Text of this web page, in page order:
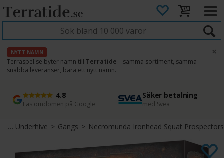
NYTT NAMN
Terraspel.se byter namn till Terratide – samma sortiment, samma
snabba leveranser, bara ett nytt namn.
×
4.8
Läs omdömen på Google
Säker betalning
med Svea
Snabb leverans
Direkt från lager
45 dagars ångerrätt
Enkel retur
Necromunda Underhive>Gangs> Necromunda Ironhead Squat Prospectors